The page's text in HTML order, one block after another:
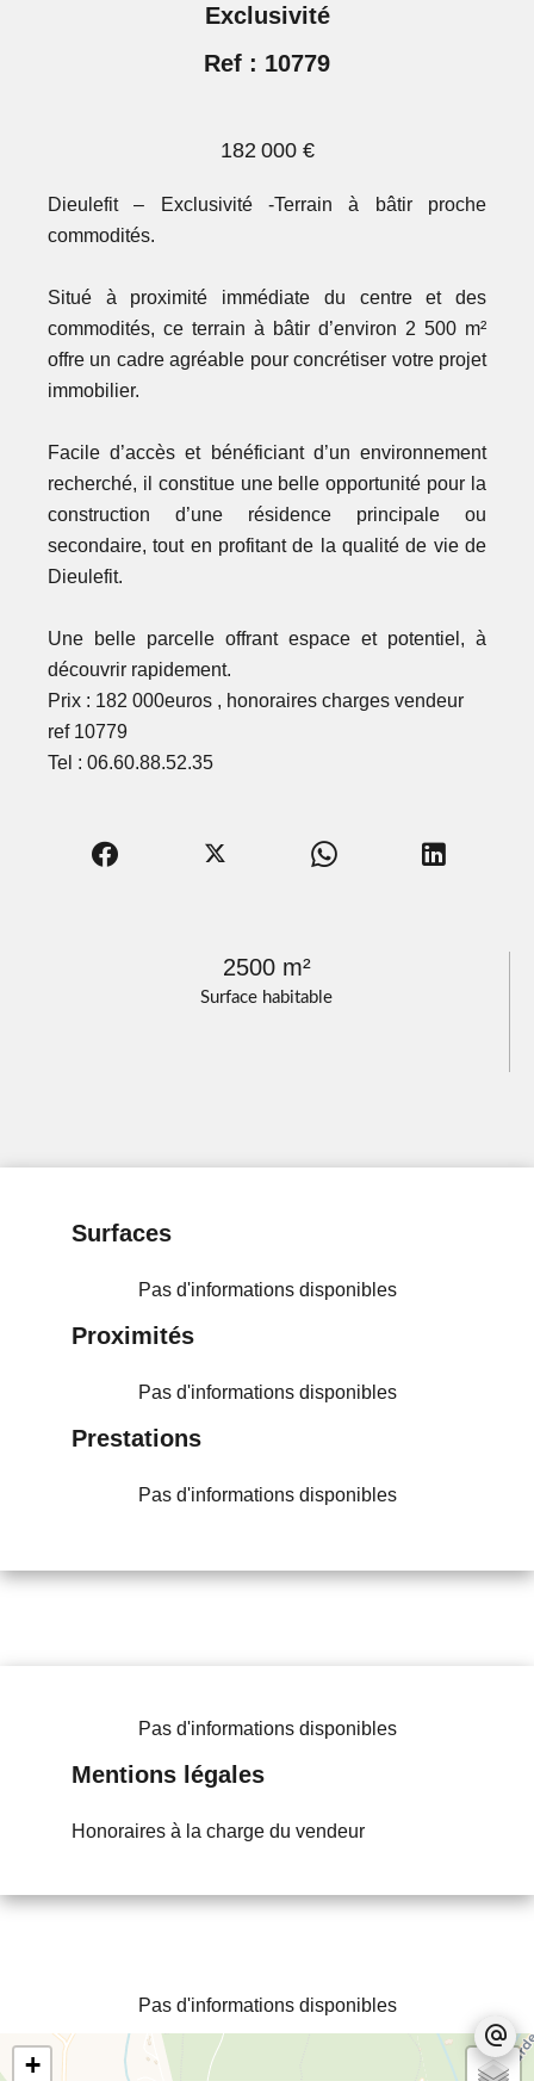
Surface habitable
2500 m²
Exclusivité
Ref : 10779
182 000 €
Dieulefit – Exclusivité -Terrain à bâtir proche
commodités.
Situé à proximité immédiate du centre et des
commodités, ce terrain à bâtir d’environ 2 500 m²
offre un cadre agréable pour concrétiser votre projet
immobilier.
Facile d’accès et bénéficiant d’un environnement
recherché, il constitue une belle opportunité pour la
construction d’une résidence principale ou
secondaire, tout en profitant de la qualité de vie de
Dieulefit.
Une belle parcelle offrant espace et potentiel, à
découvrir rapidement.
Prix : 182 000euros , honoraires charges vendeur
ref 10779
Tel : 06.60.88.52.35
Surfaces
Pas d'informations disponibles
Proximités
Pas d'informations disponibles
Prestations
Pas d'informations disponibles
Pas d'informations disponibles
Mentions légales
Honoraires à la charge du vendeur
Pas d'informations disponibles
+